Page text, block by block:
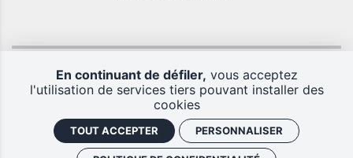
En continuant de défiler, vous acceptez
l'utilisation de services tiers pouvant installer des
cookies
TOUT ACCEPTER PERSONNALISER